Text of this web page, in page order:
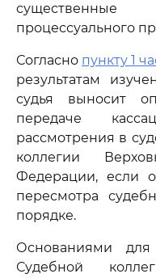
процессуального
Согласно пункту 1
результатам
судья выносит
передаче
рассмотрения в
коллегии
Федерации, если
пересмотра
порядке.
Основаниями
Судебной